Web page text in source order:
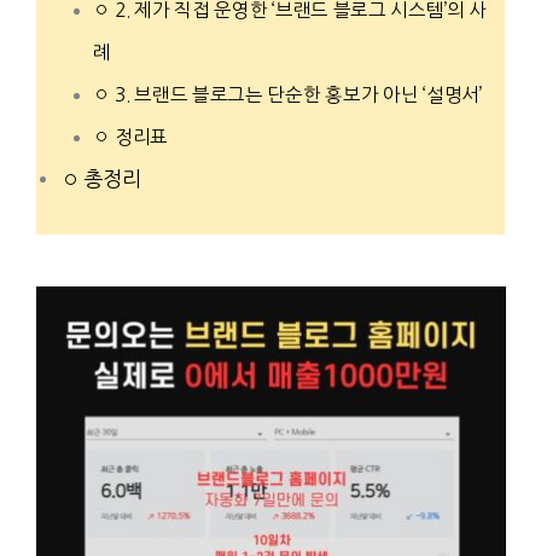
2. 제가 직접 운영한 ‘브랜드 블로그 시스템’의 사
례
3. 브랜드 블로그는 단순한 홍보가 아닌 ‘설명서’
정리표
총정리